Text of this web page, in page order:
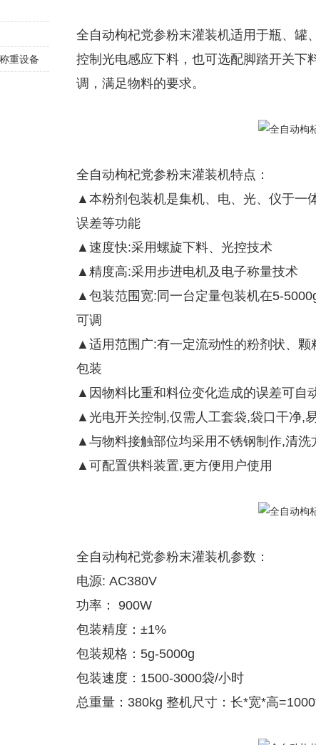
全自动枸杞党参粉末灌装机适用于瓶、罐
控制光电感应下料，也可选配脚踏开关下
调，满足物料的要求。
全自动枸杞党参粉末灌装机特点：
▲本粉剂包装机是集机、电、光、仪于一
误差等功能
▲速度快:采用螺旋下料、光控技术
▲精度高:采用步进电机及电子称量技术
▲包装范围宽:同一台定量包装机在5-
可调
▲适用范围广:有一定流动性的粉剂状、
包装
▲因物料比重和料位变化造成的误差可自
▲光电开关控制,仅需人工套袋,袋口干净,
▲与物料接触部位均采用不锈钢制作,清洗
▲可配置供料装置,更方便用户使用
全自动枸杞党参粉末灌装机参数：
电源: AC380V
功率： 900W
包装精度：±1%
包装规格：5g-5000g
包装速度：1500-3000袋/小时
总重量：380kg 整机尺寸：长*宽*高
重设备